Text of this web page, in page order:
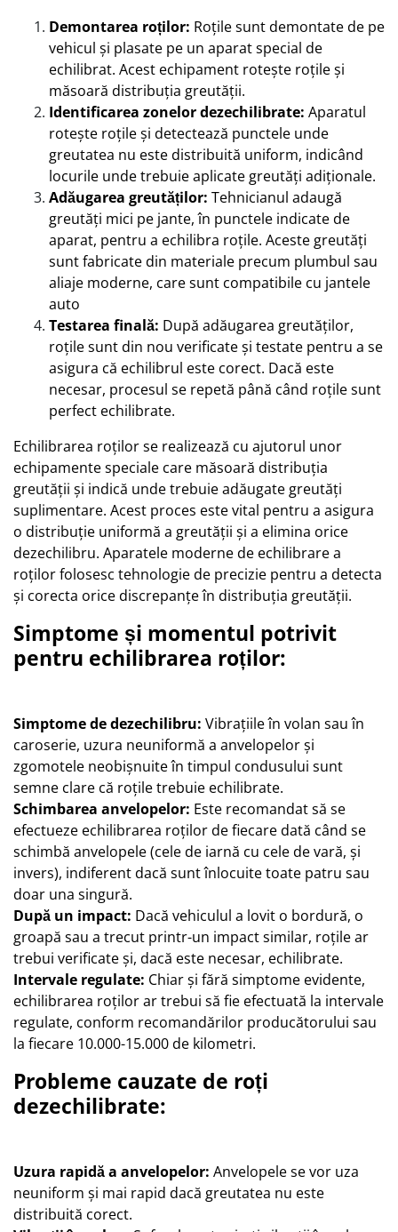
Demontarea roților: Roțile sunt demontate de pe
vehicul și plasate pe un aparat special de
echilibrat. Acest echipament rotește roțile și
măsoară distribuția greutății.
Identificarea zonelor dezechilibrate: Aparatul
rotește roțile și detectează punctele unde
greutatea nu este distribuită uniform, indicând
locurile unde trebuie aplicate greutăți adiționale.
Adăugarea greutăților: Tehnicianul adaugă
greutăți mici pe jante, în punctele indicate de
aparat, pentru a echilibra roțile. Aceste greutăți
sunt fabricate din materiale precum plumbul sau
aliaje moderne, care sunt compatibile cu jantele
auto
Testarea finală: După adăugarea greutăților,
roțile sunt din nou verificate și testate pentru a se
asigura că echilibrul este corect. Dacă este
necesar, procesul se repetă până când roțile sunt
perfect echilibrate.
Echilibrarea roților se realizează cu ajutorul unor
echipamente speciale care măsoară distribuția
greutății și indică unde trebuie adăugate greutăți
suplimentare. Acest proces este vital pentru a asigura
o distribuție uniformă a greutății și a elimina orice
dezechilibru. Aparatele moderne de echilibrare a
roților folosesc tehnologie de precizie pentru a detecta
și corecta orice discrepanțe în distribuția greutății.
Simptome și momentul potrivit
pentru echilibrarea roților:
Simptome de dezechilibru: Vibrațiile în volan sau în
caroserie, uzura neuniformă a anvelopelor și
zgomotele neobișnuite în timpul condusului sunt
semne clare că roțile trebuie echilibrate.
Schimbarea anvelopelor: Este recomandat să se
efectueze echilibrarea roților de fiecare dată când se
schimbă anvelopele (cele de iarnă cu cele de vară, și
invers), indiferent dacă sunt înlocuite toate patru sau
doar una singură.
După un impact: Dacă vehiculul a lovit o bordură, o
groapă sau a trecut printr-un impact similar, roțile ar
trebui verificate și, dacă este necesar, echilibrate.
Intervale regulate: Chiar și fără simptome evidente,
echilibrarea roților ar trebui să fie efectuată la intervale
regulate, conform recomandărilor producătorului sau
la fiecare 10.000-15.000 de kilometri.
Probleme cauzate de roți
dezechilibrate:
Uzura rapidă a anvelopelor: Anvelopele se vor uza
neuniform și mai rapid dacă greutatea nu este
distribuită corect.